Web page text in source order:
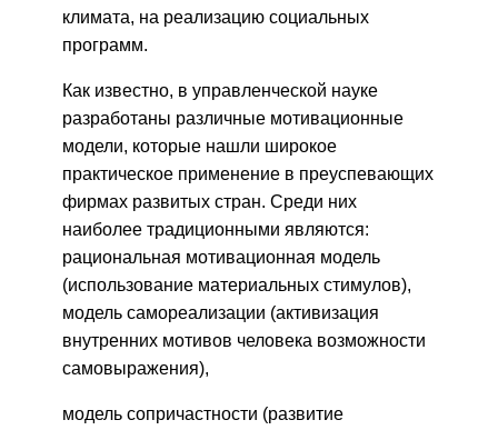
климата, на реализацию социальных
программ.
Как известно, в управленческой науке
разработаны различные мотивационные
модели, которые нашли широкое
практическое применение в преуспевающих
фирмах развитых стран. Среди них
наиболее традиционными являются:
рациональная мотивационная модель
(использование материальных стимулов),
модель самореализации (активизация
внутренних мотивов человека возможности
самовыражения),
модель сопричастности (развитие